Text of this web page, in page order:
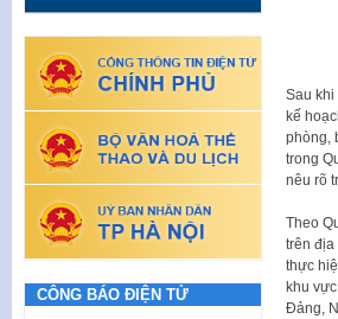
Sau khi
kế
phòng,
trong
nêu rõ
Theo
trên địa
thực
khu
Đảng,
CÔNG BÁO ĐIỆN TỬ